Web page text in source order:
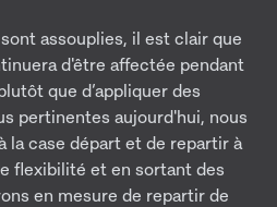
assouplies, il est clair que
d'être affectée pendant
que d’appliquer des
pertinentes aujourd'hui, nous
la case départ et de repartir à
flexibilité et en sortant des
en mesure de repartir de